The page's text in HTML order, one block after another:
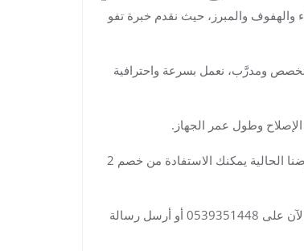
والهفوف والمبرز، حيث نقدم خبرة تفو
ومدرَّب، نعمل بسرعة واحترافية
الإصلاح وطول عمر الجهاز.
نوفر فحصًا فوريًا وتحديدًا دقيقًا للأعطال باستخدام أدوات حديثة، ومع عروضنا الحالية يمكنك الاستفادة من خصم 2
التنظيف والصيانة المشمولة بالشروط. للحجز السريع أو للاستعلام اتصل الآن على 0539351448 أو أرسل رسالة